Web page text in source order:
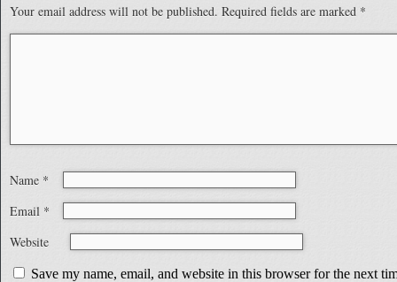
Your email address will not be published. Required fields are marked *
Name *
Email *
Website
Save my name, email, and website in this browser for the next